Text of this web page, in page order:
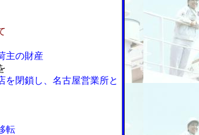
主の財産
を閉鎖し、名古屋営業所と
転